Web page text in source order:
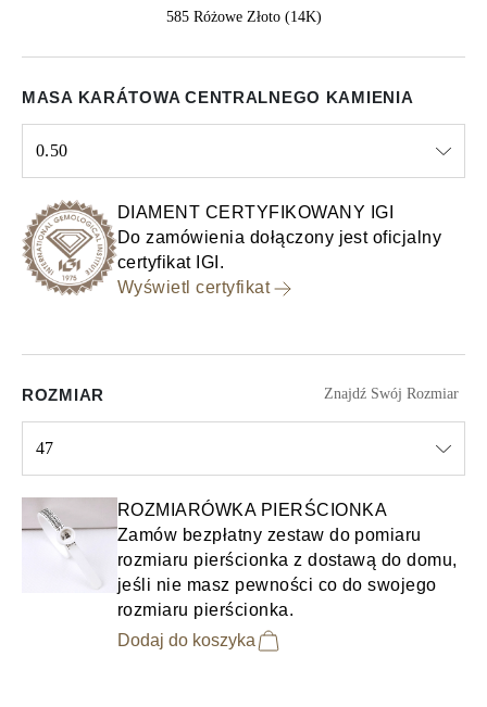
585 Różowe Złoto (14K)
MASA KARÁTOWA CENTRALNEGO KAMIENIA
0.50
DIAMENT CERTYFIKOWANY IGI
Do zamówienia dołączony jest oficjalny
certyfikat IGI.
Wyświetl certyfikat
ROZMIAR Znajdź Swój Rozmiar
47
ROZMIARÓWKA PIERŚCIONKA
Zamów bezpłatny zestaw do pomiaru
rozmiaru pierścionka z dostawą do domu,
jeśli nie masz pewności co do swojego
rozmiaru pierścionka.
Dodaj do koszyka